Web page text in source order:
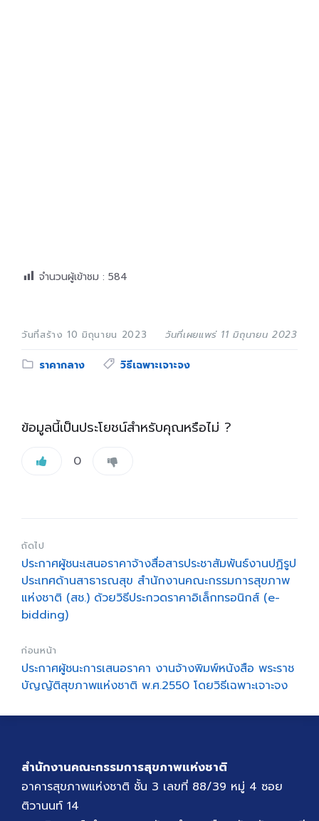
จำนวนผู้เข้าชม : 584
วันที่สร้าง 10 มิถุนายน 2023 วันที่เผยแพร่ 11 มิถุนายน 2023
Category:
ราคากลาง Tags:
วิธีเฉพาะเจาะจง
ข้อมูลนี้เป็นประโยชน์สำหรับคุณหรือไม่ ?
0
ถัดไป
ประกาศผู้ชนะเสนอราคาจ้างสื่อสารประชาสัมพันธ์งานปฏิรูป
ประเทศด้านสาธารณสุข สำนักงานคณะกรรมการสุขภาพ
แห่งชาติ (สช.) ด้วยวิธีประกวดราคาอิเล็กทรอนิกส์ (e-
bidding)
ก่อนหน้า
ประกาศผู้ชนะการเสนอราคา งานจ้างพิมพ์หนังสือ พระราช
บัญญัติสุขภาพแห่งชาติ พ.ศ.2550 โดยวิธีเฉพาะเจาะจง
สำนักงานคณะกรรมการสุขภาพแห่งชาติ
อาคารสุขภาพแห่งชาติ ชั้น 3 เลขที่ 88/39 หมู่ 4 ซอย
ติวานนท์ 14